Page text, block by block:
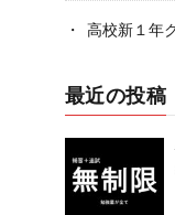
高校新１年
最近の投稿